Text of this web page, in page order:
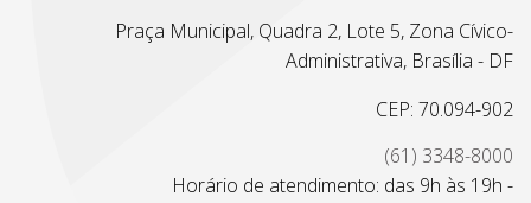
Praça Municipal, Quadra 2, Lote 5, Zona Cívico-
Administrativa, Brasília - DF
CEP: 70.094-902
(61) 3348-8000
Horário de atendimento: das 9h às 19h -